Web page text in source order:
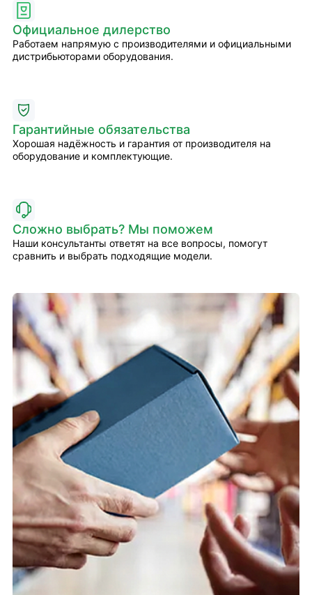
Официальное дилерство
Работаем напрямую с производителями и официальными
дистрибьюторами оборудования.
Гарантийные обязательства
Хорошая надёжность и гарантия от производителя на
оборудование и комплектующие.
Сложно выбрать? Мы поможем
Наши консультанты ответят на все вопросы, помогут
сравнить и выбрать подходящие модели.